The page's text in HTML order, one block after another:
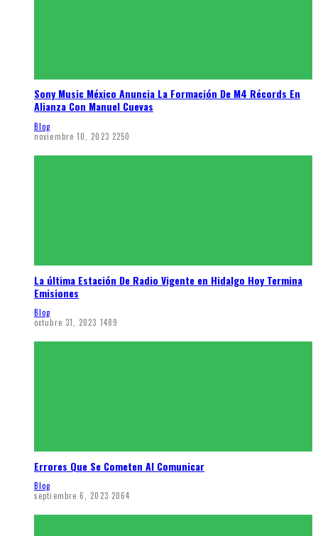
Sony Music México Anuncia La Formación De M4 Récords En
Alianza Con Manuel Cuevas
Blog
noviembre 10, 2023 2250
La última Estación De Radio Vigente en Hidalgo Hoy Termina
Emisiones
Blog
octubre 31, 2023 1489
Errores Que Se Cometen Al Comunicar
Blog
septiembre 6, 2023 2064